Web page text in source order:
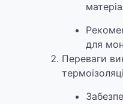
для
Переваги